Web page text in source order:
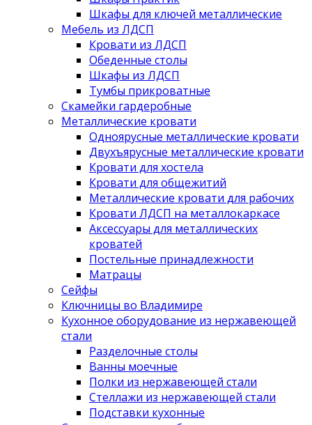
Шкафы для ключей металлические
Мебель из ЛДСП
Кровати из ЛДСП
Обеденные столы
Шкафы из ЛДСП
Тумбы прикроватные
Скамейки гардеробные
Металлические кровати
Одноярусные металлические кровати
Двухъярусные металлические кровати
Кровати для хостела
Кровати для общежитий
Металлические кровати для рабочих
Кровати ЛДСП на металлокаркасе
Аксессуары для металлических
кроватей
Постельные принадлежности
Матрацы
Сейфы
Ключницы во Владимире
Кухонное оборудование из нержавеющей
стали
Разделочные столы
Ванны моечные
Полки из нержавеющей стали
Стеллажи из нержавеющей стали
Подставки кухонные